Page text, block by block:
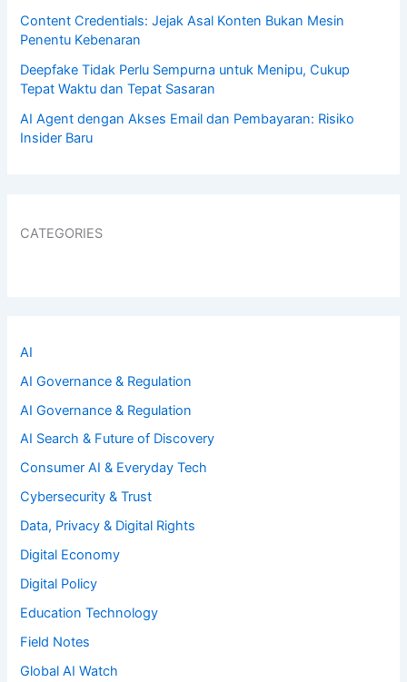
Content Credentials: Jejak Asal Konten Bukan Mesin
Penentu Kebenaran
Deepfake Tidak Perlu Sempurna untuk Menipu, Cukup
Tepat Waktu dan Tepat Sasaran
AI Agent dengan Akses Email dan Pembayaran: Risiko
Insider Baru
CATEGORIES
AI
AI Governance & Regulation
AI Governance & Regulation
AI Search & Future of Discovery
Consumer AI & Everyday Tech
Cybersecurity & Trust
Data, Privacy & Digital Rights
Digital Economy
Digital Policy
Education Technology
Field Notes
Global AI Watch